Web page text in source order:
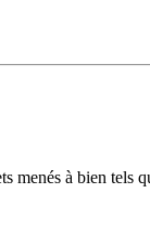
menés à bien tels